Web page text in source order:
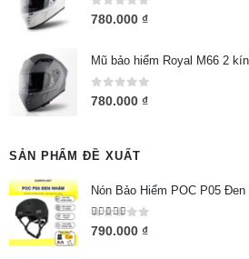
0out of 5
780.000 ₫
Mũ bảo hiểm Royal M66 2
0out of 5
780.000 ₫
SẢN PHẨM ĐỀ XUẤT
Nón Bảo Hiểm POC P05 Đen
5.00 out of 5
790.000 ₫